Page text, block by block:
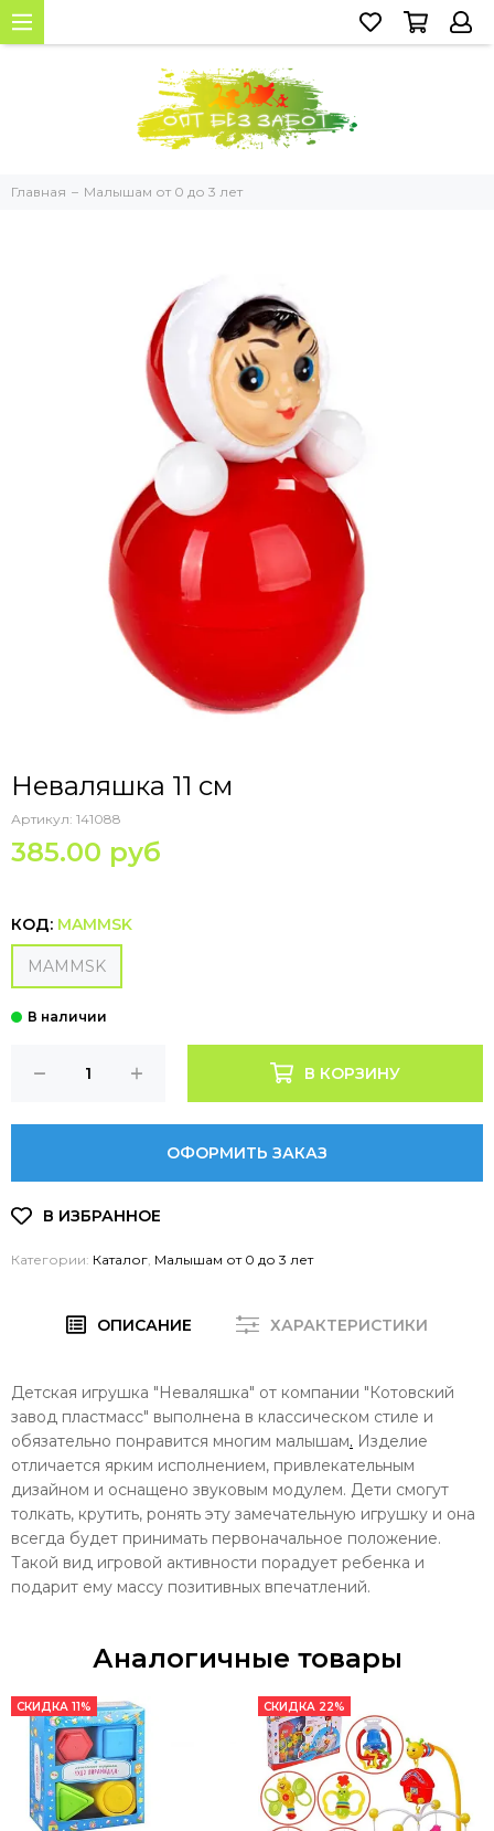
Главная Малышам от 0 до 3 лет
Неваляшка 11 см
Артикул: 141088
385.00 руб
КОД: MAMMSK
MAMMSK
В КОРЗИНУ
ОФОРМИТЬ ЗАКАЗ
Категории: Каталог Малышам от 0 до 3 лет
ОПИСАНИЕ ХАРАКТЕРИСТИКИ
Детская игрушка "Неваляшка" от компании "Котовский
завод пластмасс" выполнена в классическом стиле и
обязательно понравится многим малышам. Изделие
отличается ярким исполнением, привлекательным
дизайном и оснащено звуковым модулем. Дети смогут
толкать, крутить, ронять эту замечательную игрушку и она
всегда будет принимать первоначальное положение.
Такой вид игровой активности порадует ребенка и
подарит ему массу позитивных впечатлений.
Аналогичные товары
СКИДКА 11% СКИДКА 22%